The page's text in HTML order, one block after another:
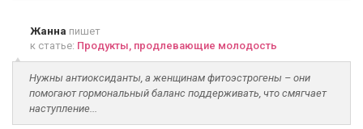
Жанна пишет
к статье: Продукты, продлевающие молодость
Нужны антиоксиданты, а женщинам фитоэстрогены – они
помогают гормональный баланс поддерживать, что смягчает
наступление...